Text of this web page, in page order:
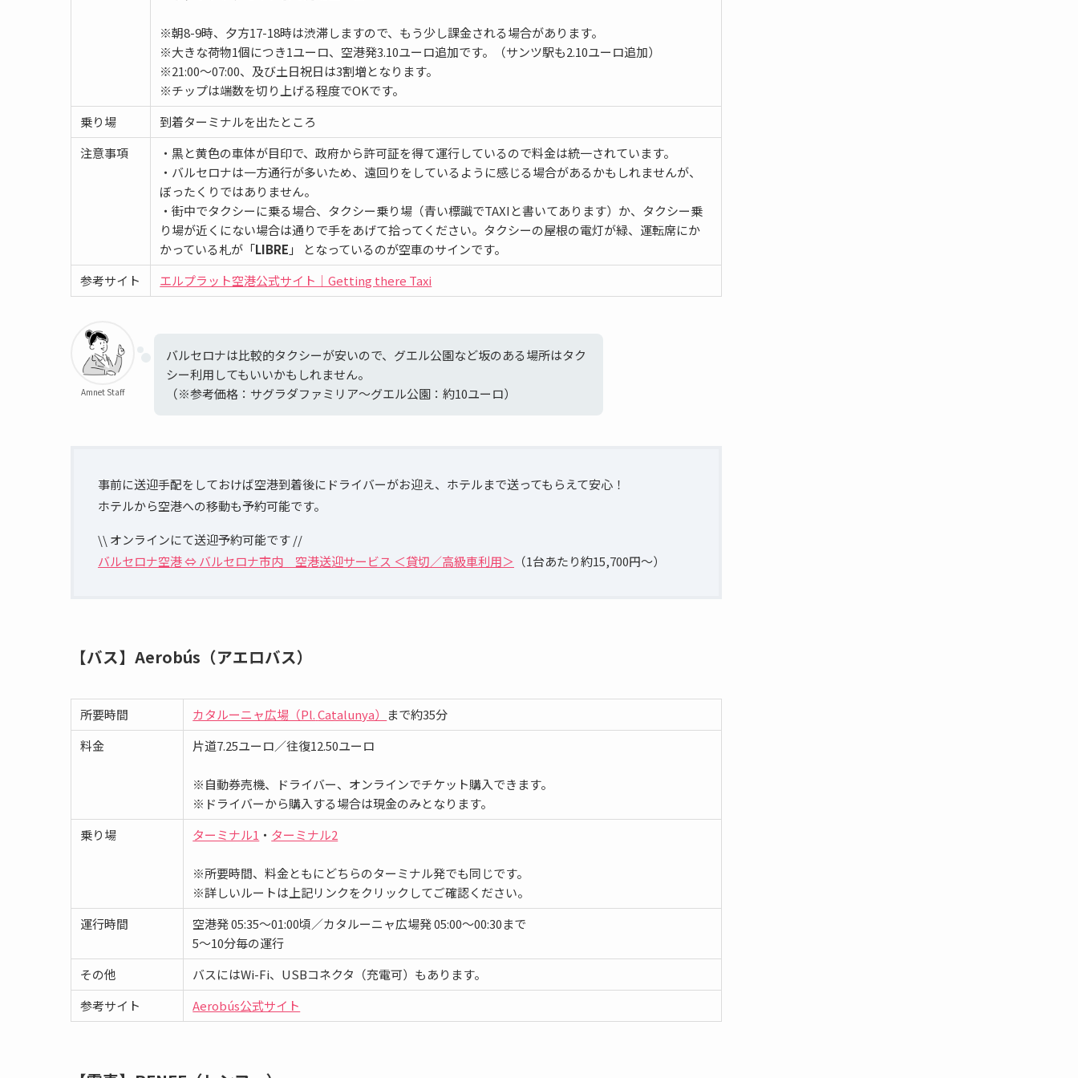
※朝8-9時、夕方17-18時は渋滞しますので、もう少し課金される場合があります。
※大きな荷物1個につき1ユーロ、空港発3.10ユーロ追加です。（サンツ駅も2.10ユーロ追加）
※21:00～07:00、及び土日祝日は3割増となります。
※チップは端数を切り上げる程度でOKです。
乗り場
到着ターミナルを出たところ
注意事項
・黒と黄色の車体が目印で、政府から許可証を得て運行しているので料金は統一されています。
・バルセロナは一方通行が多いため、遠回りをしているように感じる場合があるかもしれませんが、
ぼったくりではありません。
・街中でタクシーに乗る場合、タクシー乗り場（青い標識でTAXIと書いてあります）か、タクシー乗
り場が近くにない場合は通りで手をあげて拾ってください。タクシーの屋根の電灯が緑、運転席にか
かっている札が「LIBRE 」 となっているのが空車のサインです。
参考サイト
エルプラット空港公式サイト｜Getting there Taxi
Amnet Staff
バルセロナは比較的タクシーが安いので、グエル公園など坂のある場所はタク
シー利用してもいいかもしれません。
（※参考価格：サグラダファミリア〜グエル公園：約10ユーロ）
事前に送迎手配をしておけば空港到着後にドライバーがお迎え、ホテルまで送ってもらえて安心！
ホテルから空港への移動も予約可能です。
\\ オンラインにて送迎予約可能です //
バルセロナ空港 ⇔ バルセロナ市内 空港送迎サービス ＜貸切／高級車利用＞ （1台あたり約15,700円～）
【バス】Aerobús（アエロバス）
所要時間 カタルーニャ広場（Pl. Catalunya）
まで約35分
料金
片道7.25ユーロ／往復12.50ユーロ
※自動券売機、ドライバー、オンラインでチケット購入できます。
※ドライバーから購入する場合は現金のみとなります。
乗り場
ターミナル1 ・ ターミナル2
※所要時間、料金ともにどちらのターミナル発でも同じです。
※詳しいルートは上記リンクをクリックしてご確認ください。
運行時間
空港発 05:35〜01:00頃／カタルーニャ広場発 05:00〜00:30まで
5～10分毎の運行
その他
バスにはWi-Fi、USBコネクタ（充電可）もあります。
参考サイト
Aerobús公式サイト